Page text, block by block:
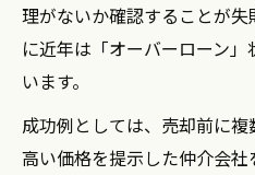
理がないか確認することが
に近年は「オーバーローン
います。
成功例としては、売却前に
高い価格を提示した仲介会